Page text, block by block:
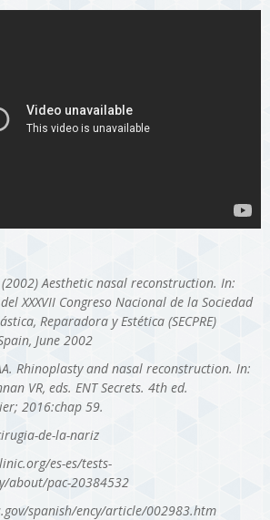
(2002) Aesthetic nasal reconstruction. In:
XXXVII Congreso Nacional de la Sociedad
Reparadora y Estética (SECPRE)
Spain, June 2002
Rhinoplasty and nasal reconstruction. In:
VR, eds. ENT Secrets. 4th ed.
2016:chap 59.
de-la-nariz
es-es/tests-
about/pac-20384532
spanish/ency/article/002983.htm